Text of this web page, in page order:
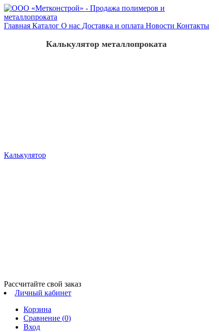
Главная Каталог О нас Доставка и оплата Новости Контакты
Калькулятор
Калькулятор металлопроката
Рассчитайте свой заказ
Личный кабинет
Корзина
Сравнение (0)
Вход